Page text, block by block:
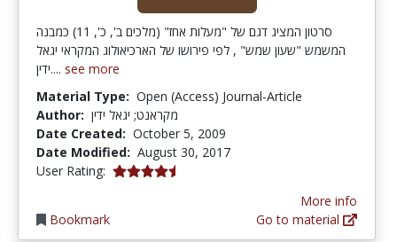
סרטון המציג דגם של "מעלות אחז" (מלכים ב', כ', 11) כמבנה
המשמש "שעון שמש" , לפי פירושו של הארכיאולוג המקראי יגאל
ידין.... see more
Material Type: Open (Access) Journal-Article
Author: מקראנט; יגאל ידין
Date Created: October 5, 2009
Date Modified: August 30, 2017
User Rating: 4.3333335 stars
Bookmark
More info
Go to material